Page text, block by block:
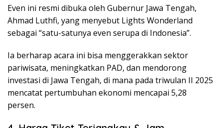
Even ini resmi dibuka oleh Gubernur Jawa Tengah,
Ahmad Luthfi, yang menyebut Lights Wonderland
sebagai “satu-satunya even serupa di Indonesia”.
Ia berharap acara ini bisa menggerakkan sektor
pariwisata, meningkatkan PAD, dan mendorong
investasi di Jawa Tengah, di mana pada triwulan II 2025
mencatat pertumbuhan ekonomi mencapai 5,28
persen.